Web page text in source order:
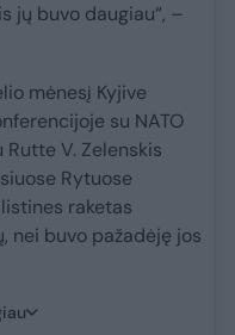
jų buvo daugiau“, –
mėnesį Kyjive
su NATO
V. Zelenskis
Rytuose
raketas
nei buvo pažadėję jos